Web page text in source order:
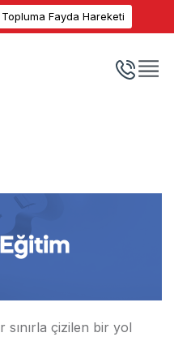
Topluma Fayda Hareketi
sınırla çizilen bir yol